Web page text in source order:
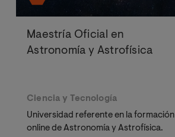
Maestría Oficial en
Astronomía y Astrofísica
Ciencia y Tecnología
Universidad referente en la formación
online de Astronomía y Astrofísica.